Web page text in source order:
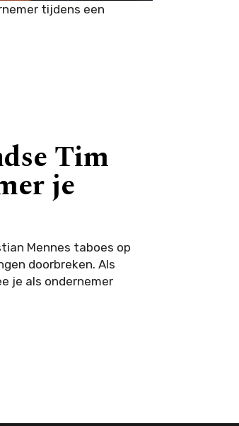
tijdens een
Tim
je
Mennes taboes op
doorbreken. Als
je als ondernemer